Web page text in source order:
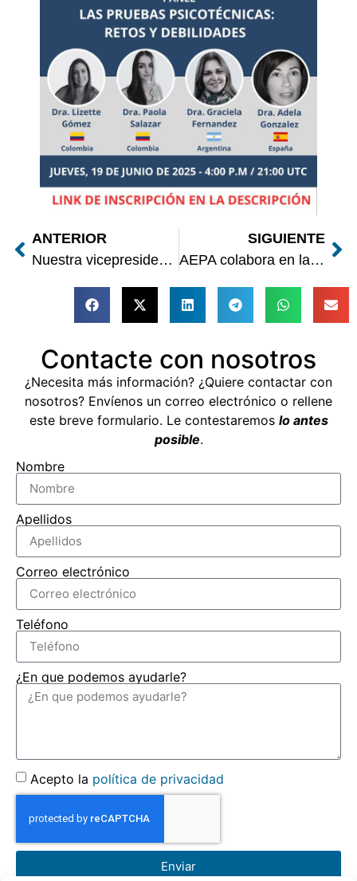
ANTERIOR
Nuestra vicepresidenta presenta el programa PAPI en el Congreso del Colegio Oficial de Prácticos de Puerto
SIGUIENTE
AEPA colabora en la IV Edición de ‘Experto Internacional en Psicología Aeroespacial’
Contacte con nosotros
¿Necesita más información? ¿Quiere contactar con
nosotros? Envíenos un correo electrónico o rellene
este breve formulario. Le contestaremos lo antes
posible.
Nombre
Apellidos
Correo electrónico
Teléfono
¿En que podemos ayudarle?
Acepto la política de privacidad
Enviar